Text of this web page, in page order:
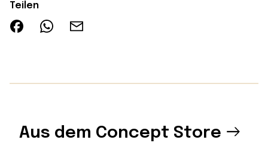
Teilen
Aus dem Concept Store